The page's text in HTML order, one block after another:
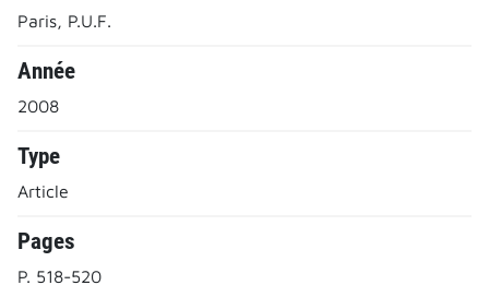
Paris, P.U.F.
Année
2008
Type
Article
Pages
P. 518-520